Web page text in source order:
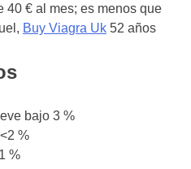
40 € al mes; es menos que
Buy Viagra Uk 52 años
bajo 3 %
%
%